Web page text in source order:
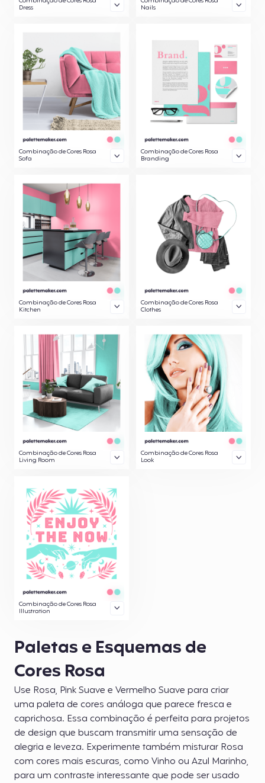
Dress
Nails
Combinação de Cores Rosa
Sofa
Combinação de Cores Rosa
Branding
Combinação de Cores Rosa
Kitchen
Combinação de Cores Rosa
Clothes
Combinação de Cores Rosa
Living Room
Combinação de Cores Rosa
Look
Combinação de Cores Rosa
Illustration
Paletas e Esquemas de
Cores Rosa
Use Rosa, Pink Suave e Vermelho Suave para criar
uma paleta de cores análoga que parece fresca e
caprichosa. Essa combinação é perfeita para projetos
de design que buscam transmitir uma sensação de
alegria e leveza. Experimente também misturar Rosa
com cores mais escuras, como Vinho ou Azul Marinho,
para um contraste interessante que pode ser usado